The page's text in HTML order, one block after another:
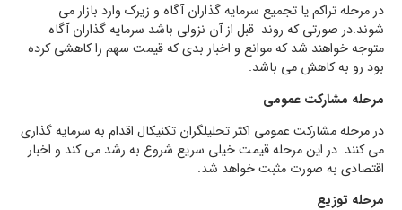
در مرحله تراکم یا تجمیع سرمایه گذاران آگاه و زیرک وارد بازار می
شوند.در صورتی که روند قبل از آن نزولی باشد سرمایه گذاران آگاه
متوجه خواهند شد که موانع و اخبار بدی که قیمت سهم را کاهشی کرده
بود رو به کاهش می باشد.
مرحله مشارکت عمومی
در مرحله مشارکت عمومی اکثر تحلیلگران تکنیکال اقدام به سرمایه گذاری
می کنند. در این مرحله قیمت خیلی سریع شروع به رشد می کند و اخبار
اقتصادی به صورت مثبت خواهد شد.
مرحله توزیع